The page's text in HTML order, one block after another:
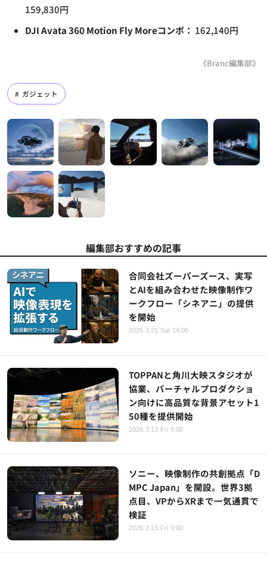
159,830円
DJI Avata 360 Motion Fly Moreコンボ： 162,140円
《Branc編集部》
ガジェット
編集部おすすめの記事
合同会社ズーパーズース、実写
とAIを組み合わせた映像制作ワ
ークフロー「シネアニ」の提供
を開始
2026.3.21 Sat 14:00
TOPPANと角川大映スタジオが
協業、バーチャルプロダクショ
ン向けに高品質な背景アセット1
50種を提供開始
2026.3.13 Fri 9:00
ソニー、映像制作の共創拠点「D
MPC Japan」を開設。世界3拠
点目、VPからXRまで一気通貫で
検証
2026.2.13 Fri 9:00